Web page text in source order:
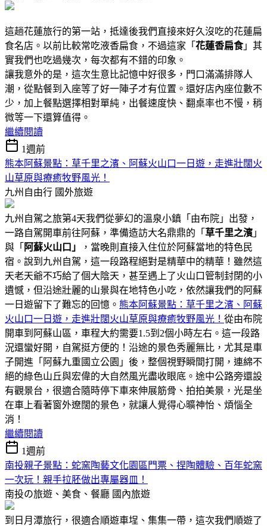
這趟花蓮旅行的第一站，抵達後我們直接來好久沒吃的花蓮扁
食名店。以前比較常吃液香扁食，不過這家「 花蓮香扁食」其
實我們也吃過幾次，每次都有不錯的印象。
讓我意外的是，這次生意比記憶中好很多，門口滿滿排隊人
潮，從點餐到入座等了好一陣子才有位置。還好店內座位數不
少，加上餐點選擇相對單純，出餐速度快、翻桌率也不慢，稍
微等一下還算值得。
繼續閱讀
1週前
熊本阿蘇景點：草千里之濱、阿蘇火山口一日遊，走進壯闊火
山草原與療癒牧野風光！
九州自由行 國外旅遊
九州自駕之旅第4天我們從夢幻的溫泉小鎮「由布院」出發，
一路自駕開車前往阿蘇，準備造訪大名鼎鼎的「 草千里之濱 」
與「 阿蘇火山口」
，當晚則直接入住位於阿蘇當地的特色民
宿。說到九州自駕，這一段路程絕對是精華中的精華！雖然這
天老天爺不巧給了個大陰天，甚至遇上了火山口管制封閉的小
遺憾，但沿途壯麗的山景與在地特色小吃，依然讓我們的阿蘇
一日遊留下了難忘的回憶。 熊本阿蘇景點：草千里之濱、阿蘇
火山口一日遊，走進壯闊火山草原與療癒牧野風光！ 從由布院
開車到阿蘇山區，車程大約需要1.5到2個小時左右。這一段路
況還蠻好開，自駕挺方便的！沿途的景色秀麗無比，尤其是車
子開進「阿蘇九重國立公園」後，整個視野瞬間打開，連綿不
絕的綠色山丘與宏偉的大自然風光盡收眼底。途中公路旁還設
有觀景台，很適合隨時停下車來伸展筋骨、拍拍美景，光是坐
在車上看著窗外遼闊的景色，就讓人覺得心曠神怡、煩惱全
消！
繼續閱讀
1週前
南投親子景點：蛇窯陶藝文化園區門票、捏陶體驗、百年蛇窯
一次玩！親手拉胚做出專屬器皿！
南投の旅遊、美食、餐廳 國內旅遊
到日月潭旅行，很適合順遊車埕、集集一帶，這次我們順遊了